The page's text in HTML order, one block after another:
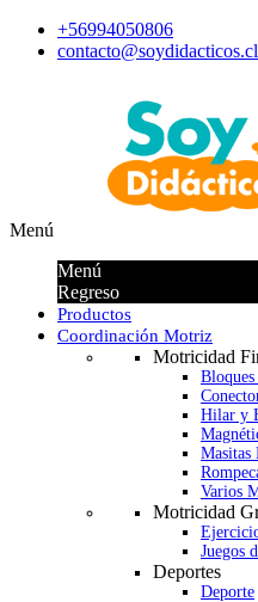
+56994050806
contacto@soydidacticos.cl
Menú
Menú
Regreso
Productos
Coordinación Motriz
Motricidad
Hilar y
Masitas
Varios
Motricidad
Juegos
Deportes
Deporte